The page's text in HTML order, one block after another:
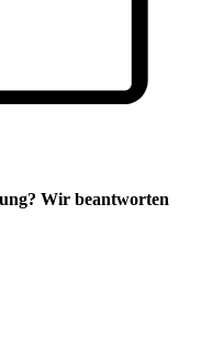
Wir beantworten